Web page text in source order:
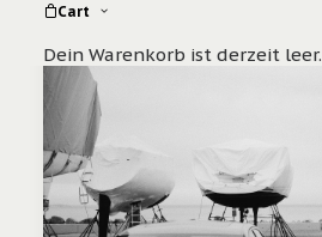
Cart
Dein Warenkorb ist derzeit leer.